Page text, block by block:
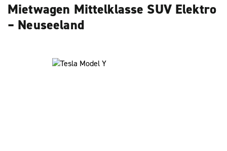
Mietwagen Mittelklasse SUV Elektro
– Neuseeland